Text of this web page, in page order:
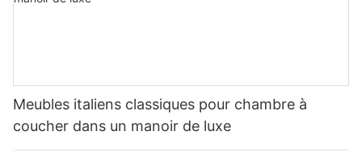
Meubles italiens classiques pour chambre à
coucher dans un manoir de luxe